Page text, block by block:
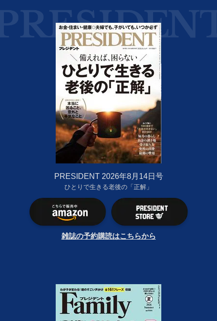
PRESIDENT 2026年8月14日号
ひとりで生きる老後の「正解」
雑誌の予約購読はこちらから